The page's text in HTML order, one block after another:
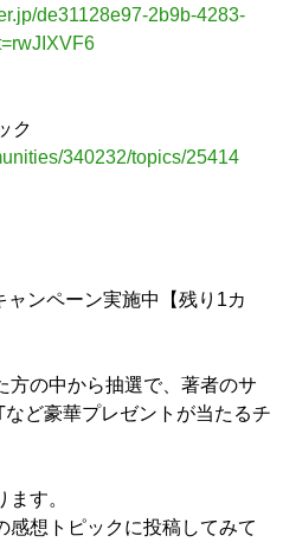
de31128e97-2b9b-4283-
ク
340232/topics/25414
ンペーン実施中【残り1カ
方の中から抽選で、著者のサ
ど豪華プレゼントが当たるチ
す。
感想トピックに投稿してみて